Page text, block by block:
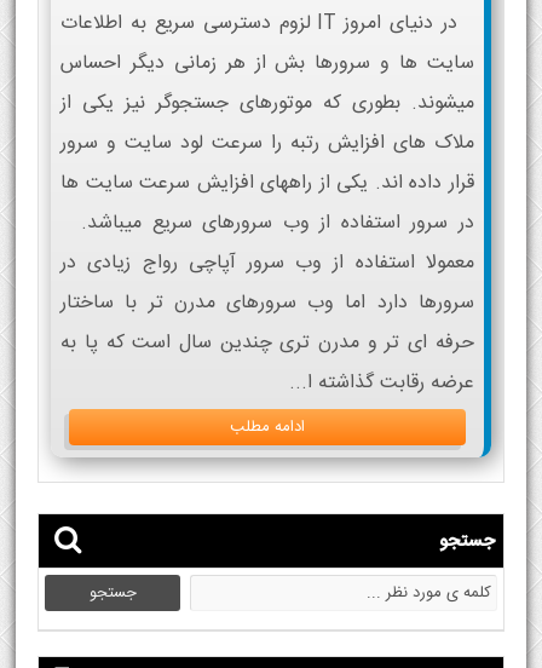
در دنیای امروز IT لزوم دسترسی سریع به اطلاعات
سایت ها و سرورها بش از هر زمانی دیگر احساس
میشوند. بطوری که موتورهای جستجوگر نیز یکی از
ملاک های افزایش رتبه را سرعت لود سایت و سرور
قرار داده اند. یکی از راههای افزایش سرعت سایت ها
در سرور استفاده از وب سرورهای سریع میباشد.
معمولا استفاده از وب سرور آپاچی رواج زیادی در
سرورها دارد اما وب سرورهای مدرن تر با ساختار
حرفه ای تر و مدرن تری چندین سال است که پا به
عرضه رقابت گذاشته ا...
ادامه مطلب
جستجو